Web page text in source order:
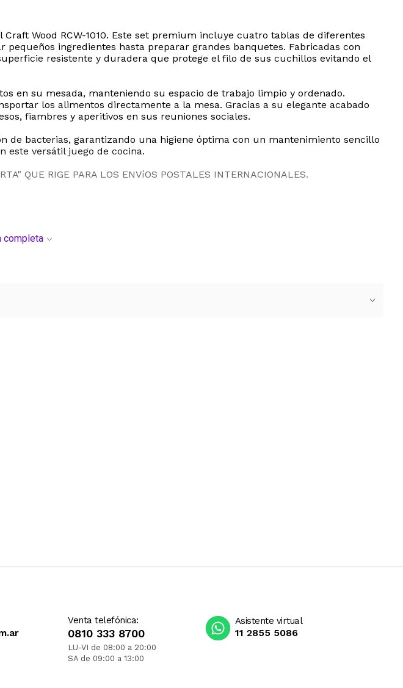
Wood RCW-1010. Este set premium incluye cuatro tablas de diferentes
ingredientes hasta preparar grandes banquetes. Fabricadas con
resistente y duradera que protege el filo de sus cuchillos evitando el
en su mesada, manteniendo su espacio de trabajo limpio y ordenado.
los alimentos directamente a la mesa. Gracias a su elegante acabado
fiambres y aperitivos en sus reuniones sociales.
de bacterias, garantizando una higiene óptima con un mantenimiento sencillo
este versátil juego de cocina.
QUE RIGE PARA LOS ENVíOS POSTALES INTERNACIONALES.
completa
Venta telefónica:
0810 333 8700
LU-VI de 08:00 a 20:00
SA de 09:00 a 13:00
Asistente virtual
11 2855 5086